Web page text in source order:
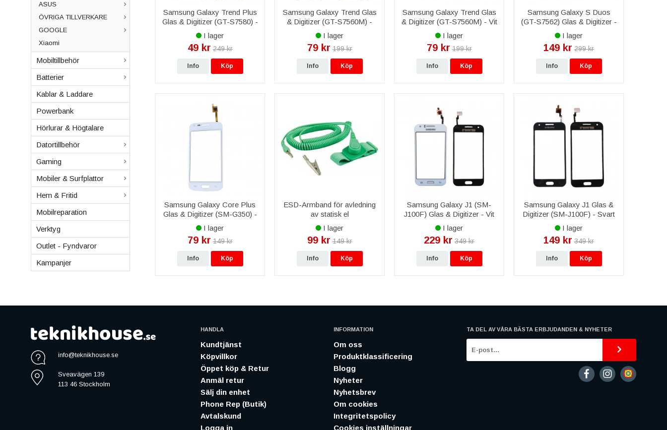
ASUS
ÖVRIGA TILLVERKARE
GOOGLE
Xiaomi
Mobiltillbehör
Batterier
Kablar & Laddare
Powerbank
Hörlurar & Högtalare
Datortillbehör
Gaming
Mobiler & Surfplattor
Hem & Fritid
Mobilreparation
Verktyg
Outlet - Fyndvaror
Kampanjer
Samsung Galaxy Trend Plus
Glas & Digitizer (GT-S7580) -
Vit
I lager
49 kr 249 kr
Info Köp
Samsung Galaxy Trend Glas
& Digitizer (GT-S7560M) -
Svart
I lager
79 kr 199 kr
Info Köp
Samsung Galaxy Trend Glas
& Digitizer (GT-S7560M) - Vit
I lager
79 kr 199 kr
Info Köp
Samsung Galaxy S Duos
(GT-S7562) Glas & Digitizer -
Svart
I lager
149 kr 299 kr
Info Köp
Samsung Galaxy Core Plus
Glas & Digitizer (SM-G350) -
Vit
I lager
79 kr 149 kr
Info Köp
ESD-Armband för avledning
av statisk el
I lager
99 kr 149 kr
Info Köp
Samsung Galaxy J1 (SM-
J100F) Glas & Digitizer - Vit
I lager
229 kr 349 kr
Info Köp
Samsung Galaxy J1 Glas &
Digitizer (SM-J100F) - Svart
I lager
149 kr 349 kr
Info Köp
info@teknikhouse.se
Sveavägen 139
113 46 Stockholm
HANDLA
Kundtjänst
Köpvillkor
Öppet köp & Retur
Anmäl retur
Sälj din enhet
Phone Rep (Butik)
Avtalskund
Logga in
INFORMATION
Om oss
Produktklassificering
Blogg
Nyheter
Nyhetsbrev
Om cookies
Integritetspolicy
Cookies inställningar
TA DEL AV VÅRA BÄSTA ERBJUDANDEN & NYHETER